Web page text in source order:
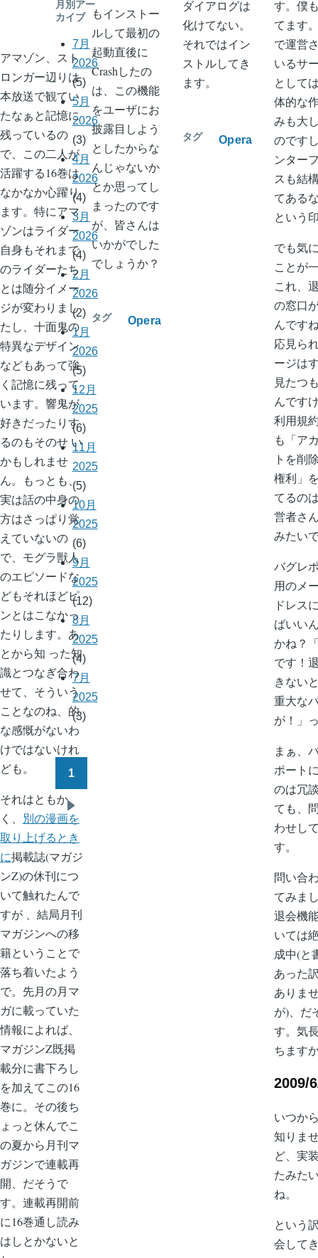
ン
へ
の
アマゾン、スト
ロンガー辺りは
本放送で観てい
たなぁと記憶に
残っているの
で、この二人が
活躍する16巻は
なかなか心躍り
ます。特にアマ
ゾンはライダー
自身もそれまで
のライダーたち
とは随分イメー
ジが変わりまし
たし、十面鬼の
特異なデザイン
などもあって強
く記憶に残って
います。響鬼が
好きだったりす
るのもそのせ い
かもしれませ
ん。もっとも、
実は話の中身の
方はさっぱり覚
えていないの
で、モグラ獣人
のエピソードな
どもそれほどピ
ンとはこなかっ
たりします。あ
とから知 った知
識とつなぎ合わ
せて、そういう
ことなのね、的
な感慨がないわ
けではないけれ
ども。
それはともか
く、 別の漫画を
取り上げるとき
に掲載誌(マガジ
ンZ)の休刊につ
いて触れたんで
すが 、結局月刊
マガジンへの移
籍ということで
落ち着いたよう
で。先月の月マ
ガに載っていた
情報によれば、
マガジンZ既掲
載分に書下ろし
を加えてこの16
巻に。その後ち
ょっと休んでこ
の夏から月刊マ
ガジンで連載再
開、だそうで
す。連載再開前
に16巻通し読み
はしとかないと
もインストー
ルして最初の
起動直後に
Crashしたの
は、この機能
をユーザにお
披露目しよう
としたからな
んじゃないか
とか思ってし
まったのです
が、皆さんは
いかがでした
でしょうか？
タグ Opera
ダイアログは
化けてない。
それではイン
ストルしてき
ます。
タグ Opera
ャ
ッ
ケ
イ)
の
す。僕
てます
で運営
いるサ
として
体的な
みも大
のです
ンター
スも結
てある
という
でも気
ことが
これ、
の窓口
んです
応見ら
ージは
見たつ
んです
利用規
も「ア
トを削
権利」
てるの
営者さ
みたい
バグレ
用のメ
ドレス
ばいい
かね？
です！
きない
重大な
が！」
まぁ、
ポート
のは冗
ても、
わせし
す。
問い合
てみま
退会機
いては
成中(と
あった
ありま
が)、だ
す。気
ちます
2009/
いつか
知りま
ど、実
たみた
ね。
という
会して
月別アー
カイブ
7月
2026
(5)
5月
2026
(3)
4月
2026
(4)
3月
2026
(4)
2月
2026
(2)
1月
2026
(5)
12月
2025
(6)
11月
2025
(5)
10月
2025
(6)
9月
2025
(12)
8月
2025
(4)
7月
2025
(3)
ー
ジ
送
り
1
次
ペ
ー
ジ